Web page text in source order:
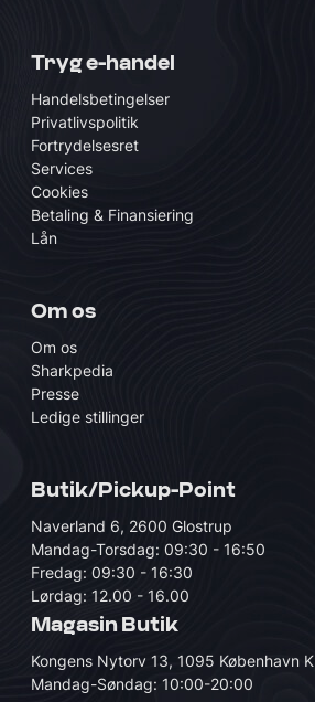
Tryg e-handel
Handelsbetingelser
Privatlivspolitik
Fortrydelsesret
Services
Cookies
Betaling & Finansiering
Lån
Om os
Om os
Sharkpedia
Presse
Ledige stillinger
Butik/Pickup-Point
Naverland 6, 2600 Glostrup
Mandag-Torsdag: 09:30 - 16:50
Fredag: 09:30 - 16:30
Lørdag: 12.00 - 16.00
Magasin Butik
Kongens Nytorv 13, 1095 København K
Mandag-Søndag: 10:00-20:00